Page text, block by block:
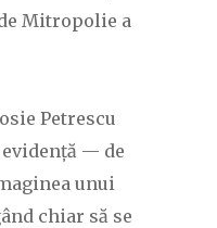
Mitropolie a
Petrescu
— de
unui
chiar să se